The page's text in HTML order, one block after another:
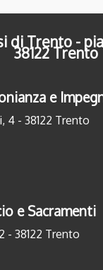
di Trento -
38122 Trento
e
4 - 38122 Trento
e Sacramenti
- 38122 Trento